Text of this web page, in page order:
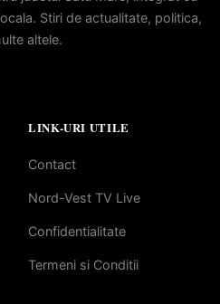
Stiri de actualitate, politica,
altele.
LINK-URI UTILE
Contact
Nord-Vest TV Live
Confidentialitate
Termeni si Conditii